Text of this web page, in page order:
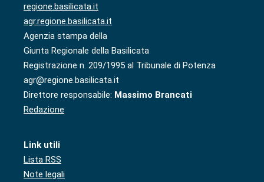
regione.basilicata.it
agr.regione.basilicata.it
Agenzia stampa della
Giunta Regionale della Basilicata
Registrazione n. 209/1995 al Tribunale di Potenza
agr@regione.basilicata.it
Direttore responsabile: Massimo Brancati
Redazione
Link utili
Lista RSS
Note legali